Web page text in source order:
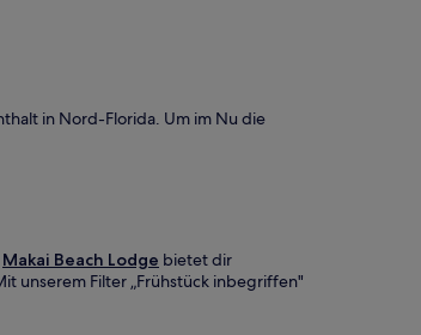
in Nord-Florida. Um im Nu die
Makai Beach Lodge bietet dir
unserem Filter „Frühstück inbegriffen"